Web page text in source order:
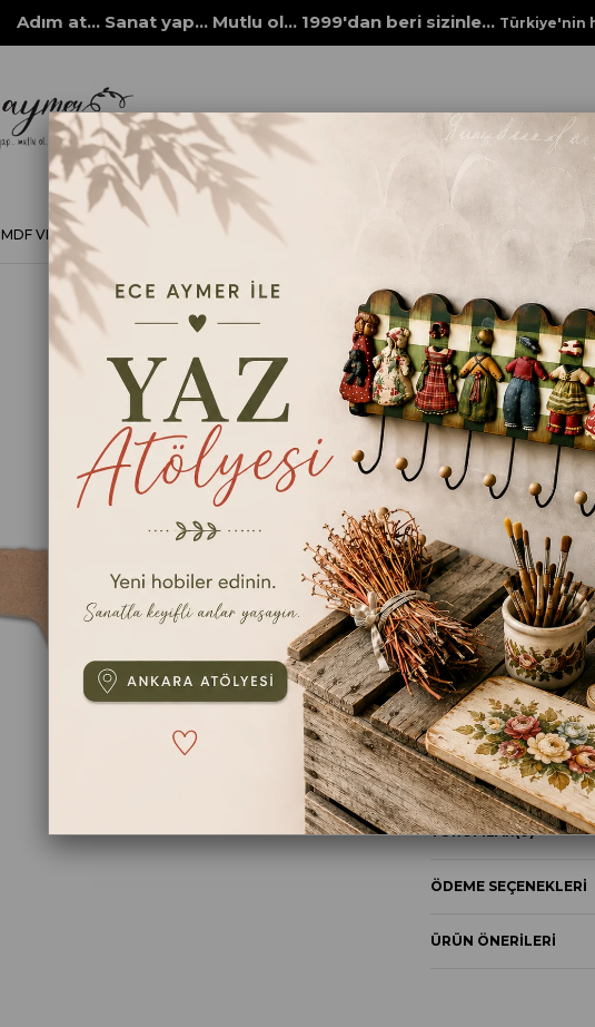
Adım at... Sanat yap... Mutlu ol... 1999'dan beri sizinle... Türkiye'nin
MDF VE MASİF OBJELER MDF AKSESUAR
İNEK FİGÜR
₺125,00
Ölçü
15x9
TAVSIYE ET
ÜRÜN ÖZELLIKLERI
YORUMLAR(0)
ÖDEME SEÇENEKLERI
ÜRÜN ÖNERILERI